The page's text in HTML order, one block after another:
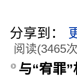
分享到：
阅读(3465
与“宥罪